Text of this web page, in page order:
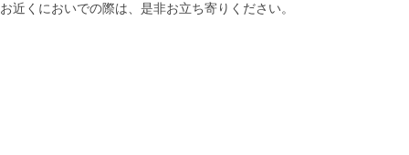
お近くにおいでの際は、是非お立ち寄りください。